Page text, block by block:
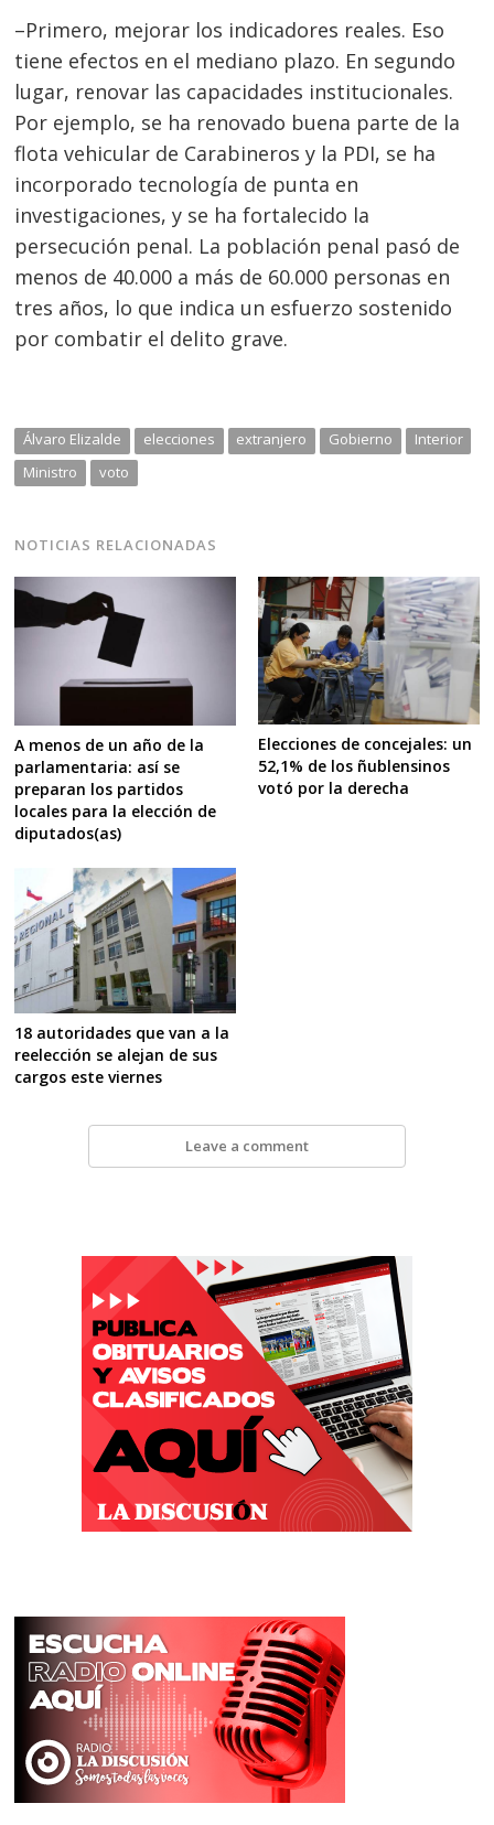
–Primero, mejorar los indicadores reales. Eso
tiene efectos en el mediano plazo. En segundo
lugar, renovar las capacidades institucionales.
Por ejemplo, se ha renovado buena parte de la
flota vehicular de Carabineros y la PDI, se ha
incorporado tecnología de punta en
investigaciones, y se ha fortalecido la
persecución penal. La población penal pasó de
menos de 40.000 a más de 60.000 personas en
tres años, lo que indica un esfuerzo sostenido
por combatir el delito grave.
Álvaro Elizalde elecciones extranjero Gobierno
Interior
Ministro
voto
NOTICIAS RELACIONADAS
A menos de un año de la
parlamentaria: así se
preparan los partidos
locales para la elección de
diputados(as)
Elecciones de concejales: un
52,1% de los ñublensinos
votó por la derecha
18 autoridades que van a la
reelección se alejan de sus
cargos este viernes
Leave a comment